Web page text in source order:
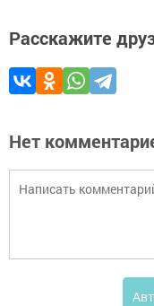
Расскажите
Нет